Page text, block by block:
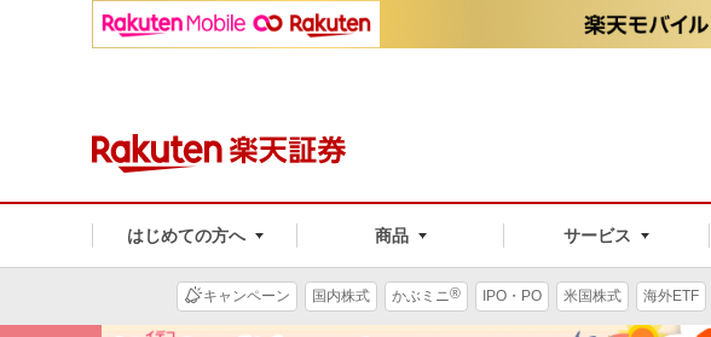
はじめての方へ 商品 サービス
キャンペーン 国内株式 かぶミニ® IPO・PO 米国株式 海外ETF